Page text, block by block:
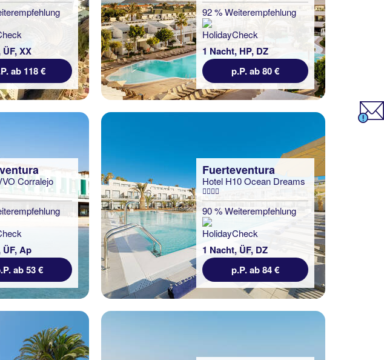
XX
ab 118 €
92 % Weiterempfehlung
1 Nacht, HP, DZ
p.P. ab 80 €
Corralejo
ÜF, Ap
ab 53 €
Fuerteventura
Hotel H10 Ocean Dreams
90 % Weiterempfehlung
1 Nacht, ÜF, DZ
p.P. ab 84 €